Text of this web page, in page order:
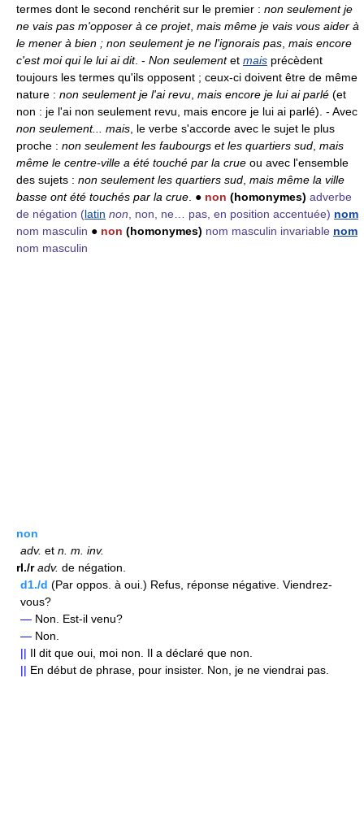
termes dont le second renchérit sur le premier : non seulement je
ne vais pas m'opposer à ce projet, mais même je vais vous aider à
le mener à bien ; non seulement je ne l'ignorais pas, mais encore
c'est moi qui le lui ai dit. - Non seulementet mais précèdent
toujours les termes qu'ils opposent ; ceux-ci doivent être de même
nature : non seulement je l'ai revu, mais encore je lui ai parlé (et
non : je l'ai non seulement revu, mais encore je lui ai parlé). - Avec
non seulement... mais, le verbe s'accorde avec le sujet le plus
proche : non seulement les faubourgs et les quartiers sud, mais
même le centre-ville a été touché par la crue ou avec l'ensemble
des sujets : non seulement les quartiers sud, mais même la ville
basse ont été touchés par la crue. ● non (homonymes) adverbe
de négation (latin non, non, ne… pas, en position accentuée) nom
nom masculin ● non (homonymes) nom masculin invariable nom
nom masculin
non
adv. et n. m. inv.
rI./r adv. de négation.
d1./d (Par oppos. à oui.) Refus, réponse négative. Viendrez-
vous?
— Non. Est-il venu?
— Non.
|| Il dit que oui, moi non. Il a déclaré que non.
|| En début de phrase, pour insister. Non, je ne viendrai pas.